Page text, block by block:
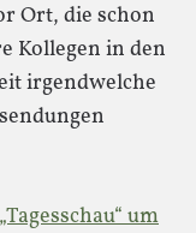
Ort, die schon
Kollegen in den
irgendwelche
um